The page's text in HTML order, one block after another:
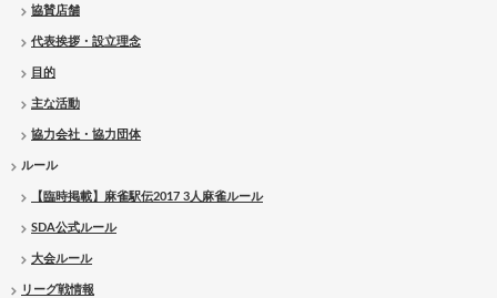
協賛店舗
代表挨拶・設立理念
目的
主な活動
協力会社・協力団体
ルール
【臨時掲載】麻雀駅伝2017 3人麻雀ルール
SDA公式ルール
大会ルール
リーグ戦情報